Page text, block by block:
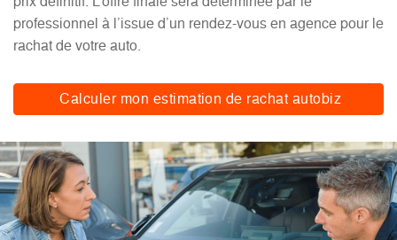
professionnel à l’issue d’un rendez-vous en agence pour le
rachat de votre auto.
Calculer mon estimation de rachat autobiz